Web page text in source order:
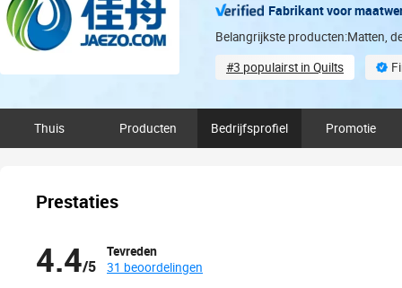
Fabrikant voor
Belangrijkste producten:Matten,
#3 populairst in Quilts
Thuis Producten Bedrijfsprofiel Promotie
Prestaties
4.4/5
Tevreden
31 beoordelingen